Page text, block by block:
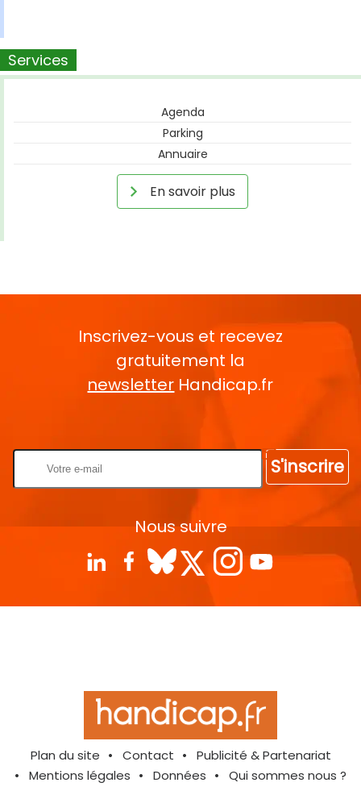
Services
Agenda
Parking
Annuaire
En savoir plus
Inscrivez-vous et recevez
gratuitement la
newsletter Handicap.fr
S'inscrire
Nous suivre
Plan du site Contact
Publicité & Partenariat
Mentions légales
Données Qui sommes nous ?